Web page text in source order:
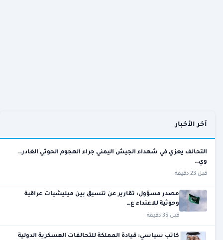
آخر الأخبار
التحالف يعزي في شهداء الجيش اليمني جراء الهجوم الحوثي الغادر..
وي…
قبل 23 دقيقة
مصدر مسؤول: تقارير عن تنسيق بين ميليشيات عراقية
وحوثية للاعتداء ع…
قبل 35 دقيقة
كاتب سياسي: قيادة المملكة للتحالفات العسكرية الدولية